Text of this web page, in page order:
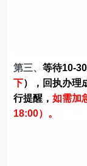
第三、等待10-
下），回执办理
行提醒，如需加
18:00）。